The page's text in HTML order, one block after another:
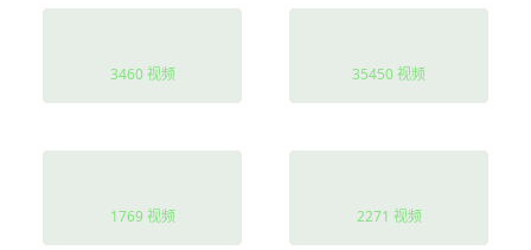
3460 视频 35450 视频
1769 视频 2271 视频